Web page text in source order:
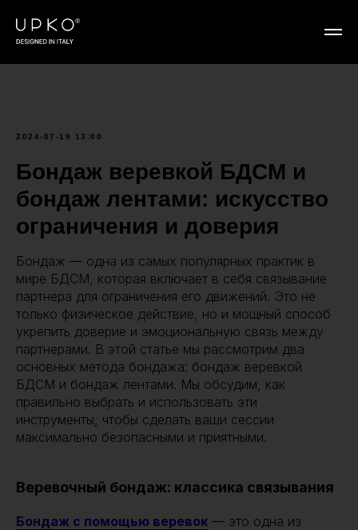
2024-07-19 13:00
Бондаж веревкой БДСМ и
бондаж лентами: искусство
ограничения и доверия
Бондаж — одна из самых популярных практик в
мире БДСМ, которая включает в себя связывание
партнера для ограничения его движений. Это не
только физическое действие, но и мощный способ
укрепить доверие и эмоциональную связь между
партнерами. В этой статье мы рассмотрим два
основных метода бондажа: бондаж веревкой
БДСМ и бондаж лентами. Мы обсудим, как
правильно выбрать и использовать эти
инструменты, чтобы сделать ваши сессии
максимально безопасными и приятными.
Веревочный бондаж: классика связывания
Бондаж с помощью веревок — это одна из